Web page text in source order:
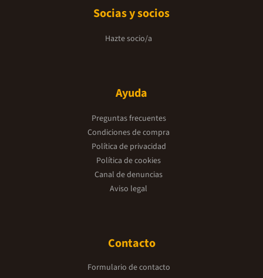
Socias y socios
Hazte socio/a
Ayuda
Preguntas frecuentes
Condiciones de compra
Política de privacidad
Política de cookies
Canal de denuncias
Aviso legal
Contacto
Formulario de contacto